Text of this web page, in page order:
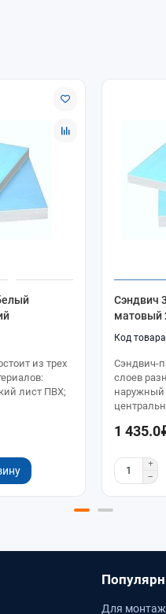
из трех
лист ПВХ;
Сэндвич
матовый
Сэндвич-
слоев
наружный
1
Для